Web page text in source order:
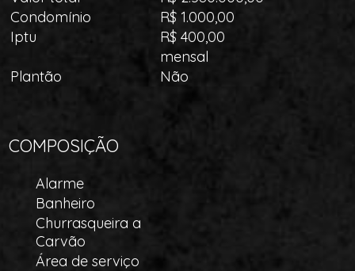
Condomínio
R$ 1.000,00
Iptu
R$ 400,00
mensal
Plantão
Não
COMPOSIÇÃO
Alarme
Banheiro
Churrasqueira a
Carvão
Área de serviço